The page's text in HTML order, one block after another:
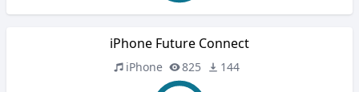
iPhone Future Connect
iPhone 825 144